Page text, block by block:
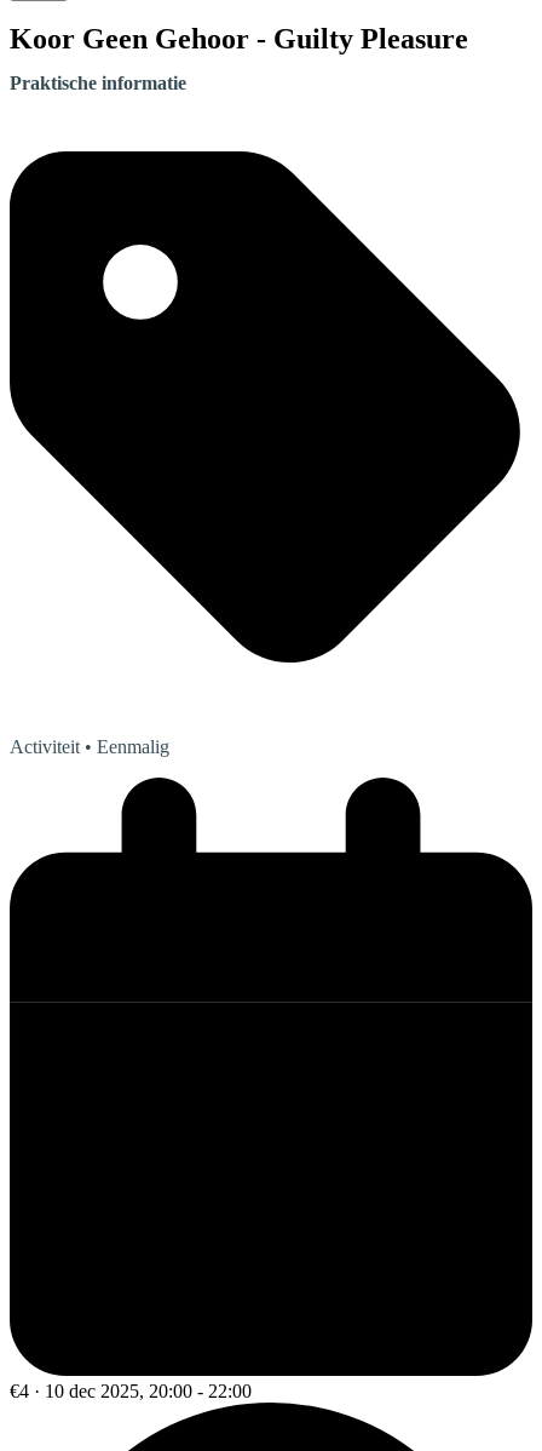
Koor Geen Gehoor - Guilty Pleasure
Praktische informatie
Activiteit • Eenmalig
€4 · 10 dec 2025, 20:00 - 22:00